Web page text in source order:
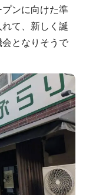
ンに向けた準
て、新しく誕
となりそうで